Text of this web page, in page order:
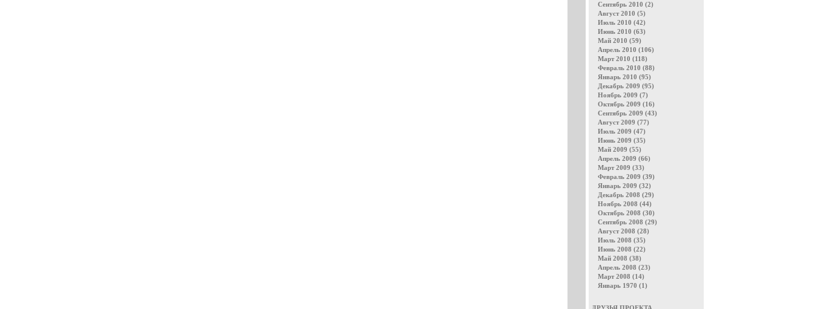
Сентябрь 2010 (2)
Август 2010 (5)
Июль 2010 (42)
Июнь 2010 (63)
Май 2010 (59)
Апрель 2010 (106)
Март 2010 (118)
Февраль 2010 (88)
Январь 2010 (95)
Декабрь 2009 (95)
Ноябрь 2009 (7)
Октябрь 2009 (16)
Сентябрь 2009 (43)
Август 2009 (77)
Июль 2009 (47)
Июнь 2009 (35)
Май 2009 (55)
Апрель 2009 (66)
Март 2009 (33)
Февраль 2009 (39)
Январь 2009 (32)
Декабрь 2008 (29)
Ноябрь 2008 (44)
Октябрь 2008 (30)
Сентябрь 2008 (29)
Август 2008 (28)
Июль 2008 (35)
Июнь 2008 (22)
Май 2008 (38)
Апрель 2008 (23)
Март 2008 (14)
Январь 1970 (1)